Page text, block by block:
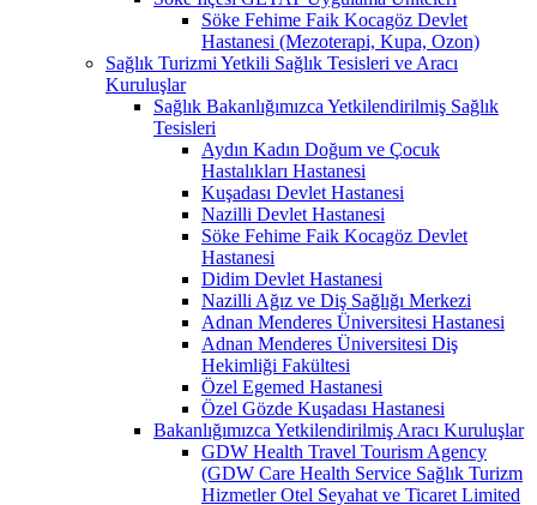
Söke Fehime Faik Kocagöz Devlet
Hastanesi (Mezoterapi, Kupa, Ozon)
Sağlık Turizmi Yetkili Sağlık Tesisleri ve Aracı
Kuruluşlar
Sağlık Bakanlığımızca Yetkilendirilmiş Sağlık
Tesisleri
Aydın Kadın Doğum ve Çocuk
Hastalıkları Hastanesi
Kuşadası Devlet Hastanesi
Nazilli Devlet Hastanesi
Söke Fehime Faik Kocagöz Devlet
Hastanesi
Didim Devlet Hastanesi
Nazilli Ağız ve Diş Sağlığı Merkezi
Adnan Menderes Üniversitesi Hastanesi
Adnan Menderes Üniversitesi Diş
Hekimliği Fakültesi
Özel Egemed Hastanesi
Özel Gözde Kuşadası Hastanesi
Bakanlığımızca Yetkilendirilmiş Aracı Kuruluşlar
GDW Health Travel Tourism Agency
(GDW Care Health Service Sağlık Turizm
Hizmetler Otel Seyahat ve Ticaret Limited